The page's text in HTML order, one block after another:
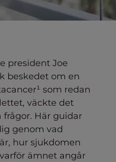
president Joe
beskedet om en
som redan
väckte det
frågor. Här guidar
genom vad
hur sjukdomen
ämnet angår